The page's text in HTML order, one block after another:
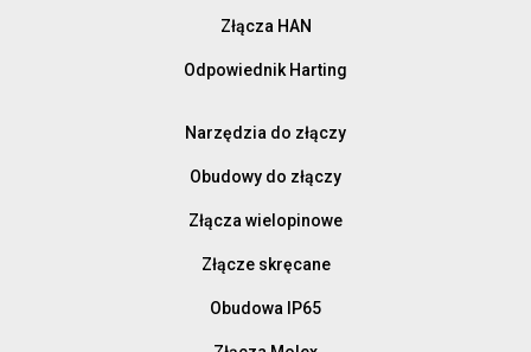
Złącza HAN
Odpowiednik Harting
Narzędzia do złączy
Obudowy do złączy
Złącza wielopinowe
Złącze skręcane
Obudowa IP65